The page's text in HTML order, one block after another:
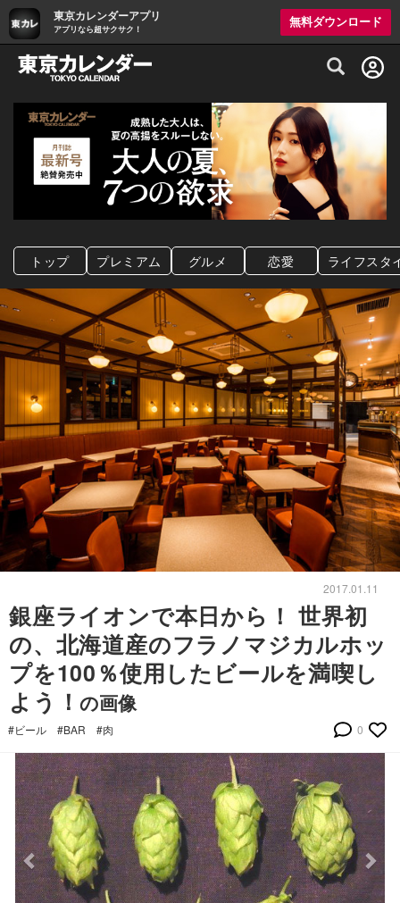
東京カレンダーアプリ
アプリなら超サクサク！
無料ダウンロード
グルメ情報・プレミアムレストラン予約
トップ プレミアム グルメ 恋愛 ライフスタ
2017.01.11
銀座ライオンで本日から！ 世界初
の、北海道産のフラノマジカルホッ
プを100％使用したビールを満喫し
よう！の画像
#ビール #BAR #肉 0